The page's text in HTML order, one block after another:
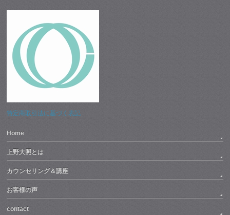
特定商取引法に基づく表記
Home
上野大照とは
カウンセリング＆講座
お客様の声
contact